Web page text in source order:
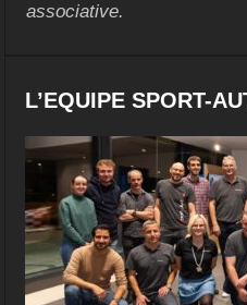
associative.
L’EQUIPE SPORT-